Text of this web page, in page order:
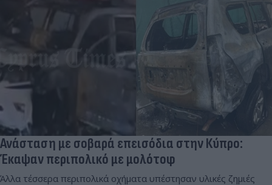
Ανάσταση με σοβαρά επεισόδια στην Κύπρο:
Έκαψαν περιπολικό με μολότοφ
Άλλα τέσσερα περιπολικά οχήματα υπέστησαν υλικές ζημιές